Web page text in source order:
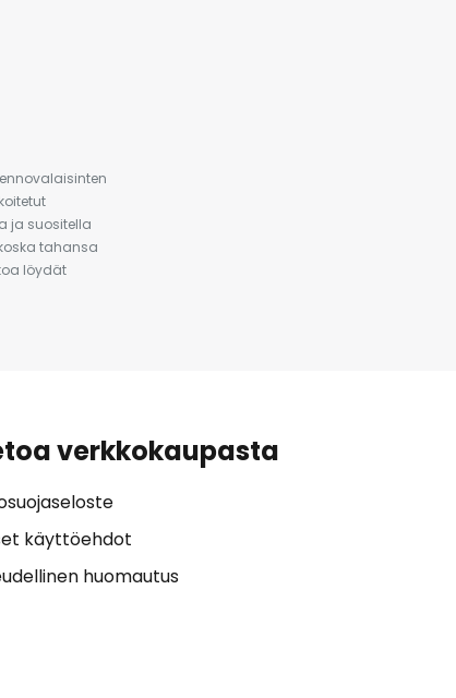
ja suositella
tahansa
löydät
verkkokaupasta
käyttöehdot
huomautus